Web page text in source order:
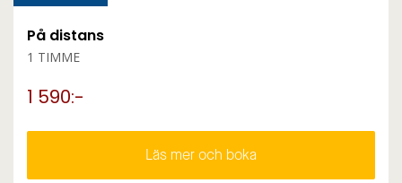
På distans
1 TIMME
1 590:-
Läs mer och boka